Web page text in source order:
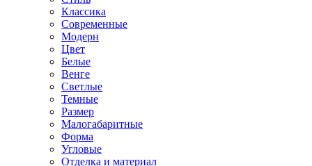
Классика
Современные
Модерн
Цвет
Белые
Венге
Светлые
Темные
Размер
Малогабаритные
Форма
Угловые
Отделка и материал